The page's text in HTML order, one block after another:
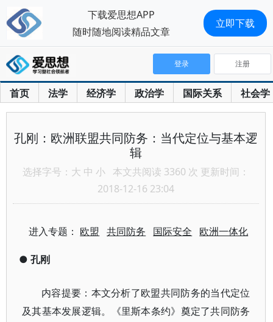
首页 法学 经济学 政治学 国际关系 社会学
登录 注册
孔刚：欧洲联盟共同防务：当代定位与基本逻
辑
选择字号： 大 中 小 本文共阅读 3360 次 更新时间：
2018-12-16 23:04
进入专题： 欧盟 共同防务 国际安全 欧洲一体化
● 孔刚
内容提要：本文分析了欧盟共同防务的当代定位
及其基本发展逻辑。《里斯本条约》奠定了共同防务
下载爱思想APP
随时随地阅读精品文章
立即下载